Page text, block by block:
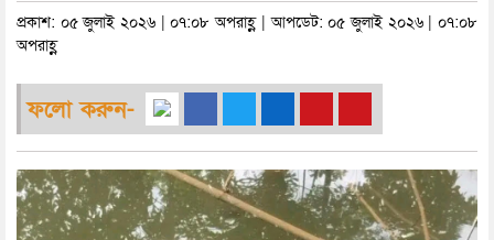
প্রকাশ: ০৫ জুলাই ২০২৬ | ০৭:০৮ অপরাহ্ণ | আপডেট: ০৫ জুলাই ২০২৬ | ০৭:০৮
অপরাহ্ণ
ফলো করুন-